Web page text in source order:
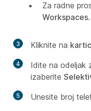
Za radne
Workspaces
3 Kliknite na
4 Idite na odeljak
izaberite
5 Unesite broj